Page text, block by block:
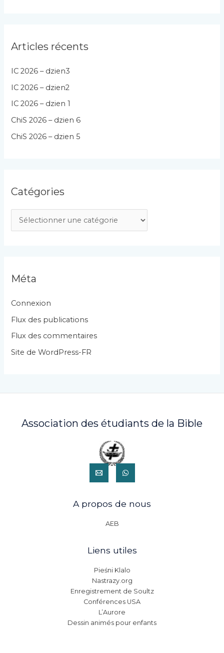
Articles récents
IC 2026 – dzien3
IC 2026 – dzien2
IC 2026 – dzien 1
ChiS 2026 – dzien 6
ChiS 2026 – dzien 5
Catégories
a
g
r
i
e
Méta
Connexion
Flux des publications
Flux des commentaires
Site de WordPress-FR
Association des étudiants de la Bible
A propos de nous
AEB
Liens utiles
Pieśni Klalo
Nastrazy.org
Enregistrement de Soultz
Conférences USA
L’Aurore
Dessin animés pour enfants